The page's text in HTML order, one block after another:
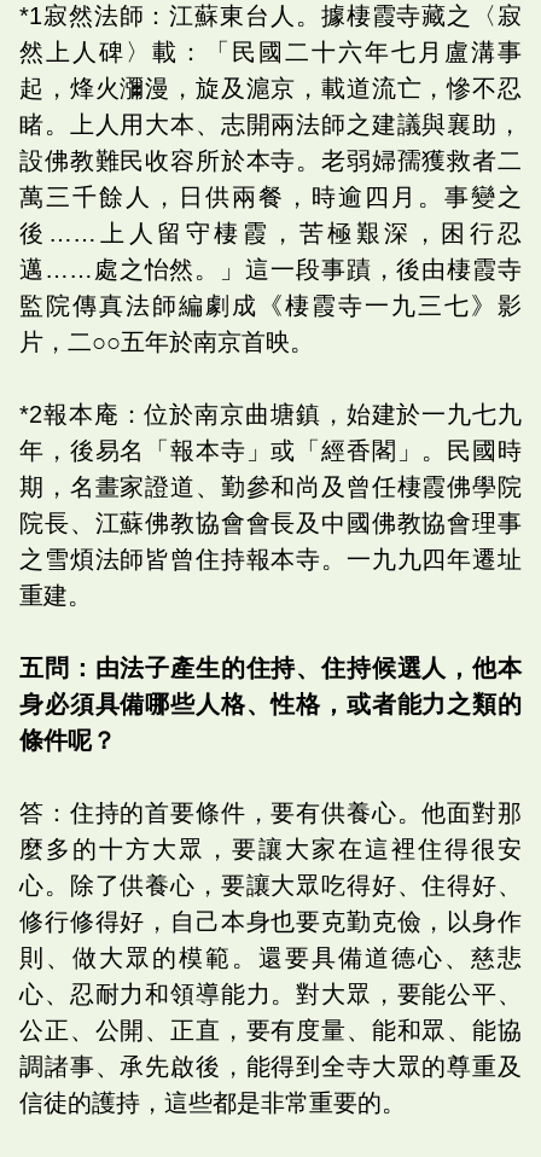
*1寂然法師：江蘇東台人。據棲霞寺藏之〈寂
然上人碑〉載：「民國二十六年七月盧溝事
起，烽火瀰漫，旋及滬京，載道流亡，慘不忍
睹。上人用大本、志開兩法師之建議與襄助，
設佛教難民收容所於本寺。老弱婦孺獲救者二
萬三千餘人，日供兩餐，時逾四月。事變之
後……上人留守棲霞，苦極艱深，困行忍
邁……處之怡然。」這一段事蹟，後由棲霞寺
監院傳真法師編劇成《棲霞寺一九三七》影
片，二○○五年於南京首映。
*2報本庵：位於南京曲塘鎮，始建於一九七九
年，後易名「報本寺」或「經香閣」。民國時
期，名畫家證道、勤參和尚及曾任棲霞佛學院
院長、江蘇佛教協會會長及中國佛教協會理事
之雪煩法師皆曾住持報本寺。一九九四年遷址
重建。
五問：由法子產生的住持、住持候選人，他本
身必須具備哪些人格、性格，或者能力之類的
條件呢？
答：住持的首要條件，要有供養心。他面對那
麼多的十方大眾，要讓大家在這裡住得很安
心。除了供養心，要讓大眾吃得好、住得好、
修行修得好，自己本身也要克勤克儉，以身作
則、做大眾的模範。還要具備道德心、慈悲
心、忍耐力和領導能力。對大眾，要能公平、
公正、公開、正直，要有度量、能和眾、能協
調諸事、承先啟後，能得到全寺大眾的尊重及
信徒的護持，這些都是非常重要的。